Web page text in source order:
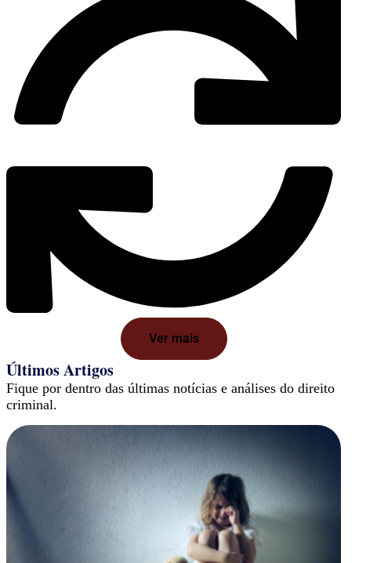
Ver mais
Últimos Artigos
Fique por dentro das últimas notícias e análises do direito
criminal.